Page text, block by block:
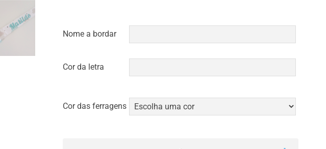
Nome a bordar
Cor da letra
Cor das ferragens